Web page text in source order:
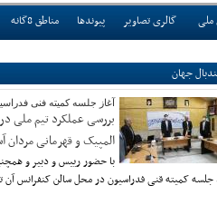
ملی گالری تصاویر پیوندها مناطق 8گانه
جهان
آغاز جلسه کمیته فنی
بررسی عملکرد تیم ملی
المپیک و قهرمانی مردان
با حضور رییس و دبیر و
جلسه کمیته قنی فدراسیون در محل سالن کنفرانس